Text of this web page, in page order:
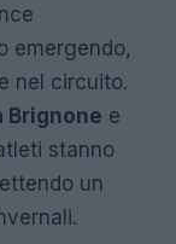
emergendo,
nel circuito.
Brignone e
stanno
un